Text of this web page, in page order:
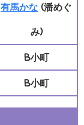
有馬かな (潘めぐ
み)
B小町
B小町